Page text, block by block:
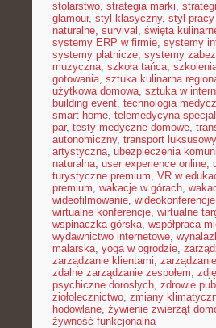
stolarstwo, strategia marki,
glamour, styl klasyczny, styl pracy
naturalne, survival , święta
systemy ERP w firmie, systemy
systemy płatnicze, systemy
muzyczna, szkoła tańca,
gotowania, sztuka kulinarna
użytkowa domowa, sztuka w
building event, technologia
smart home, telemedycyna
par, testy medyczne domowe,
autonomiczny, transport luksusowy
artystyczna, ubezpieczenia
naturalna, user experience online,
turystyczne premium, VR w
premium, wakacje w górach,
wideofilmowanie, wideokonferencje
wirtualne konferencje, wirtualne
wspinaczka górska, współpraca
wydawnictwo internetowe,
malarska, yoga w ogrodzie,
zarządzanie klientami,
zdalne zarządzanie zespołem,
psychiczne dorosłych, zdrowie
ziołolecznictwo, zmiany
hodowlane, żywienie zwierząt
żywność funkcjonalna